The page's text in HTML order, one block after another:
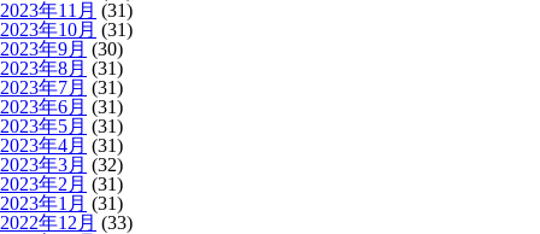
2023年11月 (31)
2023年10月 (31)
2023年9月 (30)
2023年8月 (31)
2023年7月 (31)
2023年6月 (31)
2023年5月 (31)
2023年4月 (31)
2023年3月 (32)
2023年2月 (31)
2023年1月 (31)
2022年12月 (33)